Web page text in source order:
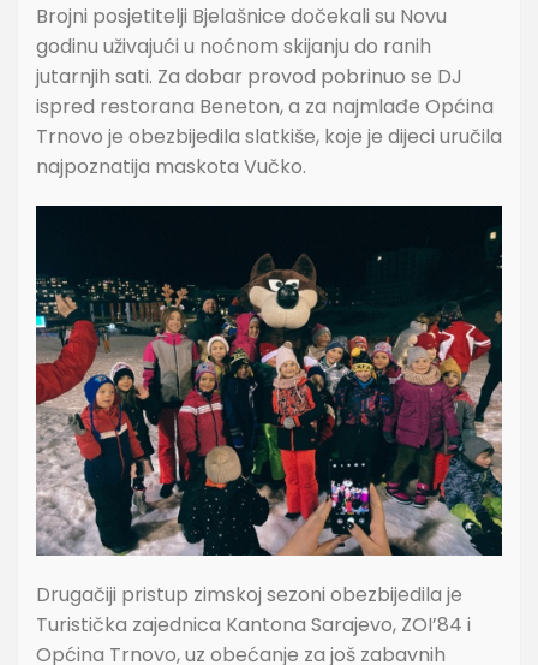
Brojni posjetitelji Bjelašnice dočekali su Novu
godinu uživajući u noćnom skijanju do ranih
jutarnjih sati. Za dobar provod pobrinuo se DJ
ispred restorana Beneton, a za najmlađe Općina
Trnovo je obezbijedila slatkiše, koje je dijeci uručila
najpoznatija maskota Vučko.
Drugačiji pristup zimskoj sezoni obezbijedila je
Turistička zajednica Kantona Sarajevo, ZOI’84 i
Općina Trnovo, uz obećanje za još zabavnih